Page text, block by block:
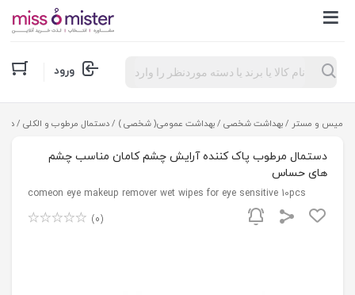
Products
search ورود
میس و مستر /بهداشت شخصی /بهداشت عمومی( شخصی ) /دستمال مرطوب و الکلی /
دستمال مرطوب پاک کننده آرایش چشم کامان مناسب چشم
های حساس
comeon eye makeup remover wet wipes for eye sensitive 10pcs
(0)